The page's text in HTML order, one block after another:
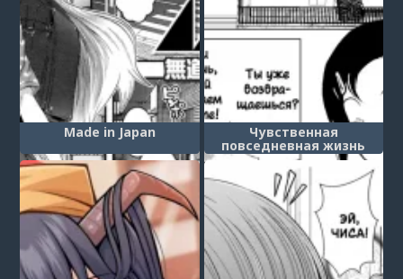
Made in Japan Чувственная
повседневная жизнь
отца и дочери
(Kannouteki Oyako
Nichijou)